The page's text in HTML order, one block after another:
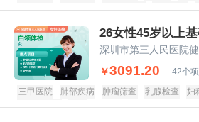
头部检查
肝脏疾病 甲状腺疾病 颈腰椎病
26女性45岁以上
深圳市第三人民医院
￥3091.20 42个项
三甲医院 肺部疾病 肿瘤筛查 乳腺检查 妇
甲状腺疾病
女士